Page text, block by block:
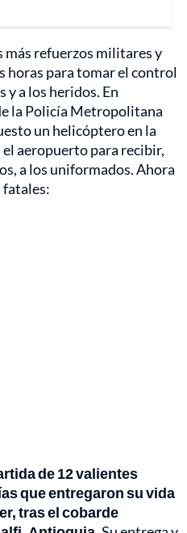
más refuerzos militares y
horas para tomar el control
y a los heridos. En
la Policía Metropolitana
un helicóptero en la
aeropuerto para recibir,
a los uniformados. Ahora
fatales:
de 12 valientes
que entregaron su vida
tras el cobarde